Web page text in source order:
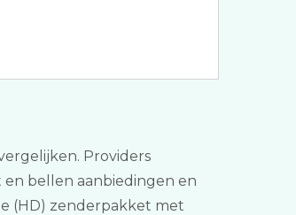
Providers
bellen aanbiedingen en
(HD) zenderpakket met